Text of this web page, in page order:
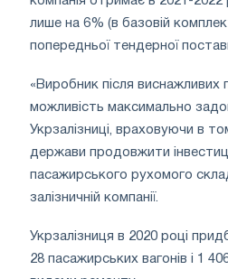
лише на 6% (в базовій
попередньої тендерної
«Виробник після виснажливих
можливість максимально
Укрзалізниці, враховуючи в
держави продовжити
пасажирського рухомого
залізничній компанії.
Укрзалізниця в 2020 році
28 пасажирських вагонів і 1